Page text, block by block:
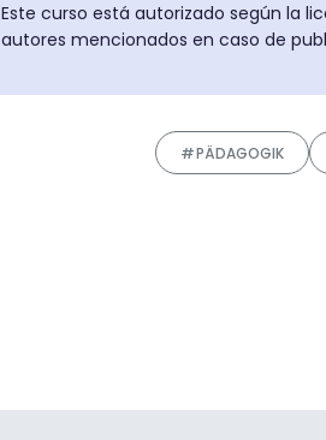
Este curso está autorizado según la
autores mencionados en caso de
#PÄDAGOGIK